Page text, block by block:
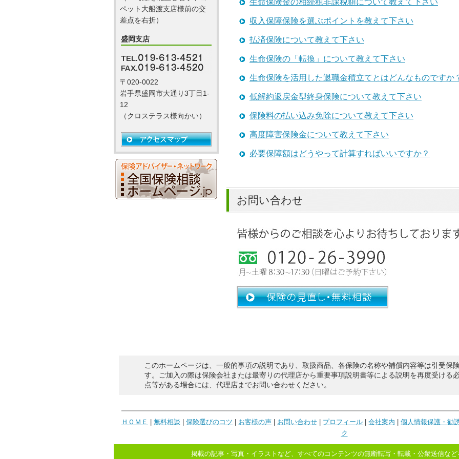
収入保障保険を選ぶポイントを教えて下さい
払済保険について教えて下さい
生命保険の「転換」について教えて下さい
生命保険を活用した退職金積立てとはどんなものですか
低解約返戻金型終身保険について教えて下さい
保険料の払い込み免除について教えて下さい
高度障害保険金について教えて下さい
必要保障額はどうやって計算すればいいですか？
お問い合わせ
ペット大船渡支店様前の交
差点を右折）
盛岡支店
〒020-0022
岩手県盛岡市大通り3丁目1-
12
（クロステラス様向かい）
このホームページは、一般的事項の説明であり、取扱商品、各保険の名称や補償内容等は引受保
す。ご加入の際は保険会社または最寄りの代理店から重要事項説明書等による説明を再度受ける
点等がある場合には、代理店までお問い合わせください。
ＨＯＭＥ | 無料相談 | 保険選びのコツ | お客様の声 | お問い合わせ | プロフィール | 会社案内 | 個人情報保護・勧
ク
掲載の記事・写真・イラストなど、すべてのコンテンツの無断転写・転載・公衆送信な